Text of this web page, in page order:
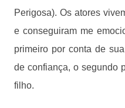
Perigosa). Os atores
e conseguiram me
primeiro por conta de
de confiança, o segundo
filho.